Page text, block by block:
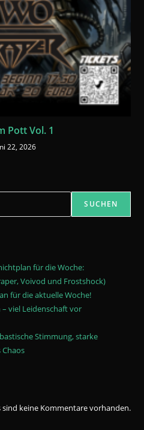
Pott Vol. 1
22, 2026
SUCHEN
für die Woche:
Voivod und Frostshock)
für die aktuelle Woche!
viel Leidenschaft vor
Stimmung, starke
sind keine Kommentare vorhanden.